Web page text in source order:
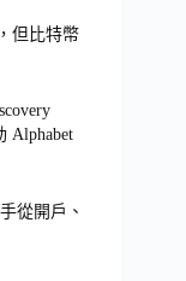
但比特幣
Alphabet
從開戶、